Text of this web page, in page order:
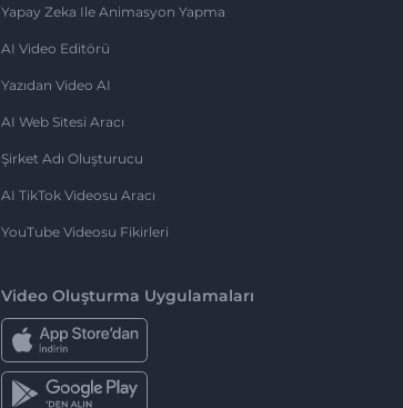
Yapay Zeka Ile Animasyon Yapma
AI Video Editörü
Yazıdan Video AI
AI Web Sitesi Aracı
Şirket Adı Oluşturucu
AI TikTok Videosu Aracı
YouTube Videosu Fikirleri
Video Oluşturma Uygulamaları